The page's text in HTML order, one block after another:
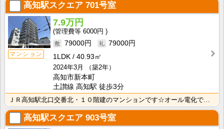
高知駅スクエア 701号室
マンション
7.9万円
6000円
79000円
79000円
1LDK
40.93㎡
2024年3月
（築2年）
高知市新本町
土讃線 高知駅 徒歩3分
高知駅スクエア 903号室